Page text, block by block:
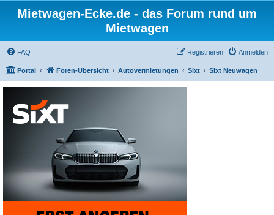
Mietwagen-Ecke.de - das Forum rund um
Mietwagen
FAQ Anmelden
Registrieren
Portal Foren-Übersicht Autovermietungen Sixt Sixt Neuwagen